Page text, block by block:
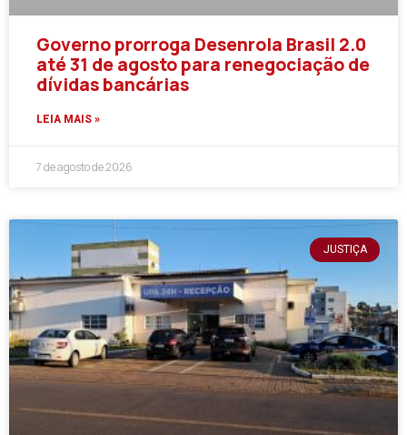
Governo prorroga Desenrola Brasil 2.0
até 31 de agosto para renegociação de
dívidas bancárias
LEIA MAIS »
7 de agosto de 2026
JUSTIÇA